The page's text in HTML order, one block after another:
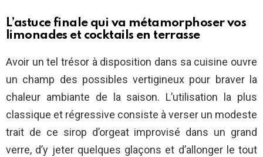
L’astuce finale qui va métamorphoser vos
limonades et cocktails en terrasse
Avoir un tel trésor à disposition dans sa cuisine ouvre
un champ des possibles vertigineux pour braver la
chaleur ambiante de la saison. L’utilisation la plus
classique et régressive consiste à verser un modeste
trait de ce sirop d’orgeat improvisé dans un grand
verre, d’y jeter quelques glaçons et d’allonger le tout